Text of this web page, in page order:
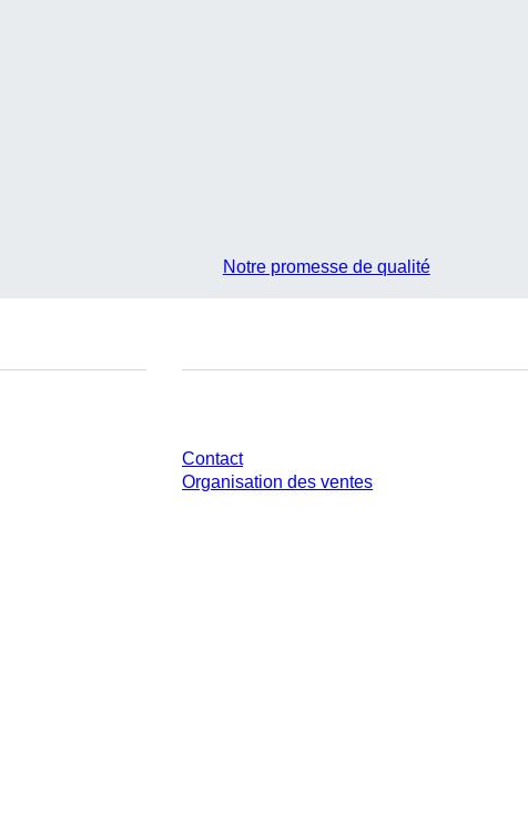
Notre promesse de qualité
Contact
Organisation des ventes